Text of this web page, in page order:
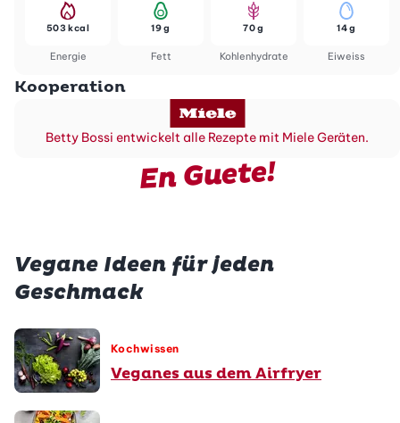
Energie
503 kcal
Fett
19 g
Kohlenhydrate
70 g
Eiweiss
14 g
Kooperation
Betty Bossi entwickelt alle Rezepte mit Miele Geräten.
En Guete!
Vegane Ideen für jeden
Geschmack
Kochwissen
Veganes aus dem Airfryer